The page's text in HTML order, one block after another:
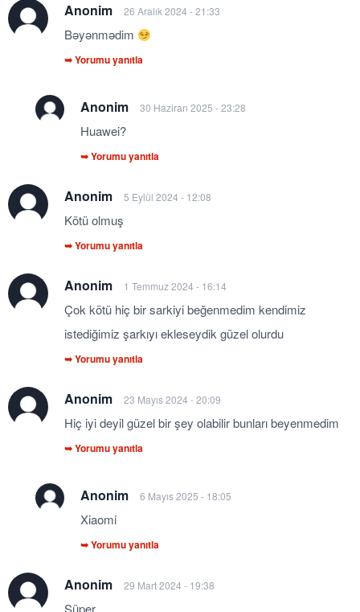
Anonim 26 Aralık 2024 - 21:33
Bəyənmədim
➥ Yorumu yanıtla
Anonim 30 Haziran 2025 - 23:28
Huawei?
➥ Yorumu yanıtla
Anonim 5 Eylül 2024 - 12:08
Kötü olmuş
➥ Yorumu yanıtla
Anonim 1 Temmuz 2024 - 16:14
Çok kötü hiç bir sarkiyi beğenmedim kendimiz
istediğimiz şarkıyı ekleseydik güzel olurdu
➥ Yorumu yanıtla
Anonim 23 Mayıs 2024 - 20:09
Hiç iyi deyil güzel bir şey olabilir bunları beyenmedim
➥ Yorumu yanıtla
Anonim 6 Mayıs 2025 - 18:05
Xiaomi
➥ Yorumu yanıtla
Anonim 29 Mart 2024 - 19:38